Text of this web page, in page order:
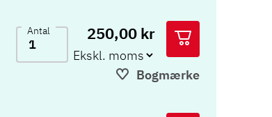
Antal 250,00 kr
Bogmærke